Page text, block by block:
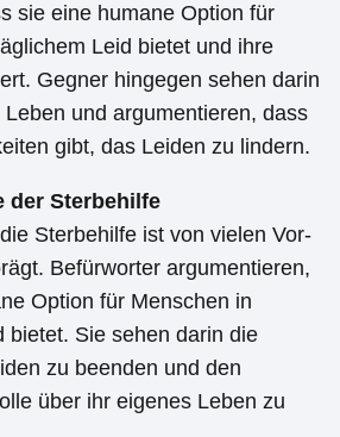
sie eine humane Option für
Leid bietet und ihre
Gegner hingegen sehen darin
und argumentieren, dass
gibt, das Leiden zu lindern.
der Sterbehilfe
Sterbehilfe ist von vielen Vor-
Befürworter argumentieren,
Option für Menschen in
bietet. Sie sehen darin die
zu beenden und den
über ihr eigenes Leben zu